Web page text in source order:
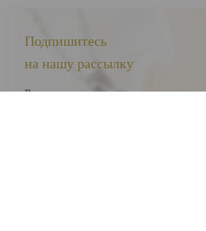
Подпишитесь
на нашу рассылку
Вы первыми узнаете о наших новинках,